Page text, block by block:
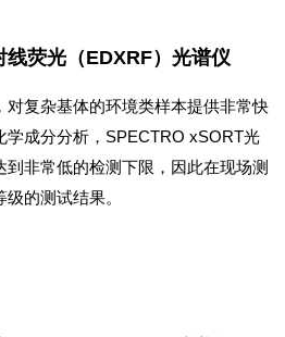
荧光（EDXRF）光谱仪
对复杂基体的环境类样本提供非常快
学成分分析，SPECTRO xSORT光
非常低的检测下限，因此在现场测
的测试结果。